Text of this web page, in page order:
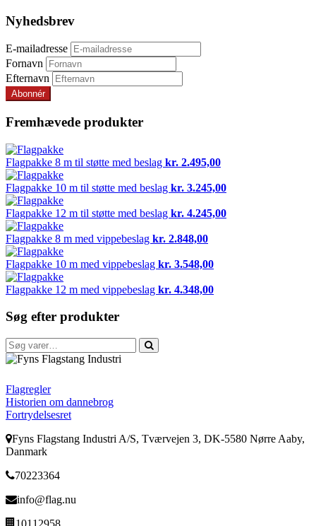
Nyhedsbrev
E-mailadresse
Fornavn
Efternavn
Fremhævede produkter
Flagpakke 8 m til støtte med beslag kr. 2.495,00
Flagpakke 10 m til støtte med beslag kr. 3.245,00
Flagpakke 12 m til støtte med beslag kr. 4.245,00
Flagpakke 8 m med vippebeslag kr. 2.848,00
Flagpakke 10 m med vippebeslag kr. 3.548,00
Flagpakke 12 m med vippebeslag kr. 4.348,00
Søg efter produkter
Søg
efter:
FFI
Flagregler
Historien om dannebrog
Fortrydelsesret
Fyns Flagstang Industri A/S, Tværvejen 3, DK-5580 Nørre Aaby,
Danmark
70223364
info@flag.nu